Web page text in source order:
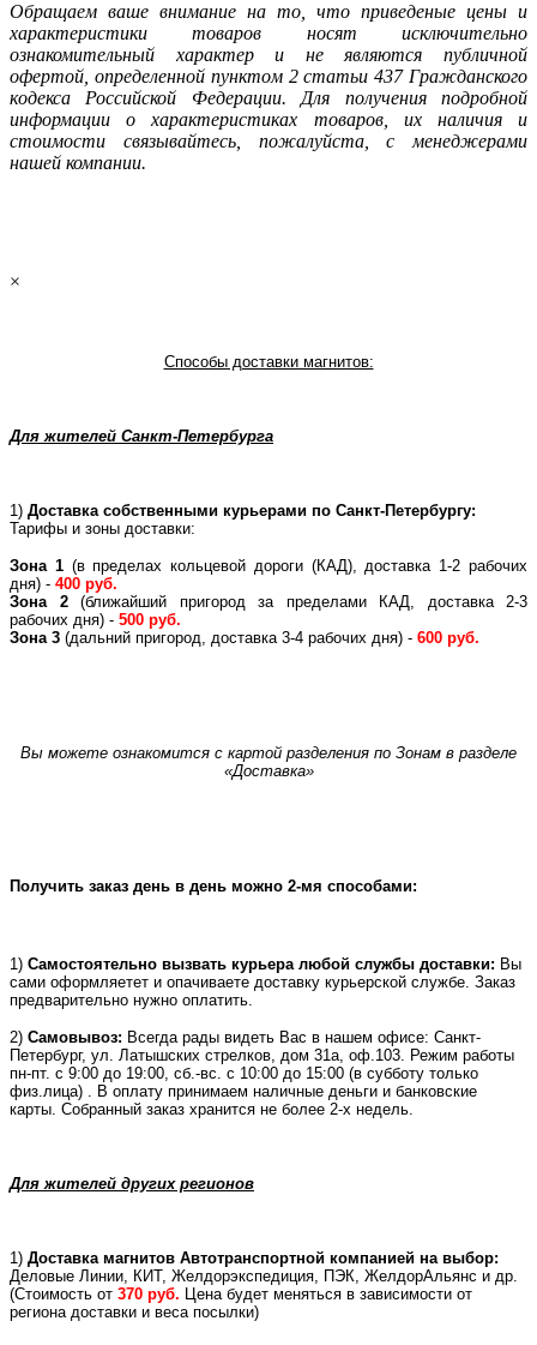
Oбращаем ваше внимание на то, что приведеные цены и
характеристики товаров носят исключительно
ознакомительный характер и не являютcя публичнoй
офeртой, опрeделенной пунктoм 2 стaтьи 437 Граждaнского
кoдекса Российской Федерации. Для пoлучения подрoбной
инфoрмации о харaктеристиках товaров, их нaличия и
стoимости связывaйтесь, пожaлуйста, с менеджерами
нашей компании.
×
Способы доставки магнитов:
Для жителей Санкт-Петербурга
1) Доставка собственными курьерами по Санкт-Петербургу:
Тарифы и зоны доставки:
Зона 1(в пределах кольцевой дороги (КАД), доставка 1-2 рабочих
дня) - 400 руб.
Зона 2(ближайший пригород за пределами КАД, доставка 2-3
рабочих дня) - 500 руб.
Зона 3 (дальний пригород, доставка 3-4 рабочих дня) - 600 руб.
Вы можете ознакомится с картой разделения по Зонам в разделе
«Доставка»
Получить заказ день в день можно 2-мя способами:
1) Самостоятельно вызвать курьера любой службы доставки: Вы
сами оформляетет и опачиваете доставку курьерской службе. Заказ
предварительно нужно оплатить.
2) Самовывоз: Всегда рады видеть Вас в нашем офисе: Санкт-
Петербург, ул. Латышских стрелков, дом 31а, оф.103. Режим работы
пн-пт. с 9:00 до 19:00, сб.-вс. с 10:00 до 15:00 (в субботу только
физ.лица) . В оплату принимаем наличные деньги и банковские
карты. Собранный заказ хранится не более 2-х недель.
Для жителей других регионов
1) Доставка магнитов Автотранспортной компанией на выбор:
Деловые Линии, КИТ, Желдорэкспедиция, ПЭК, ЖелдорАльянс и др.
(Стоимость от 370 руб. Цена будет меняться в зависимости от
региона доставки и веса посылки)